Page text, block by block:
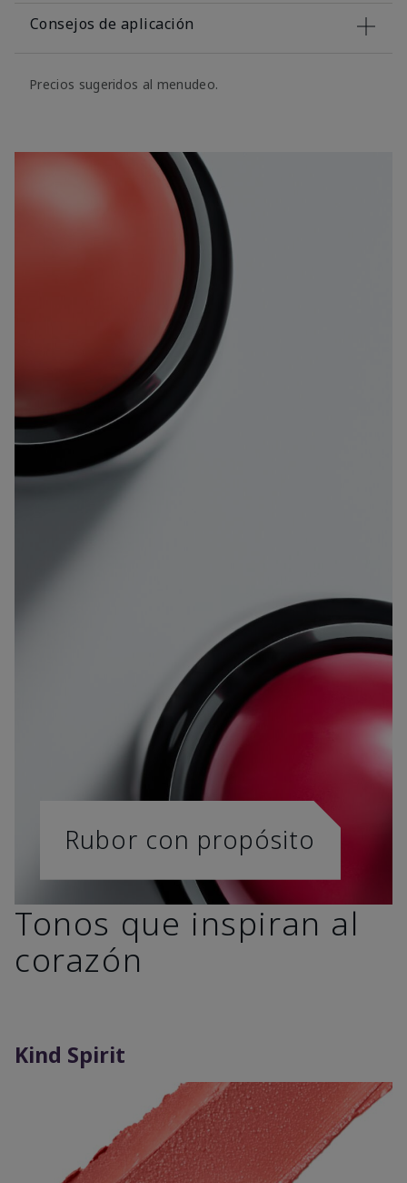
Consejos de aplicación
Precios sugeridos al menudeo.
Rubor con propósito
Tonos que inspiran al
corazón
Kind Spirit